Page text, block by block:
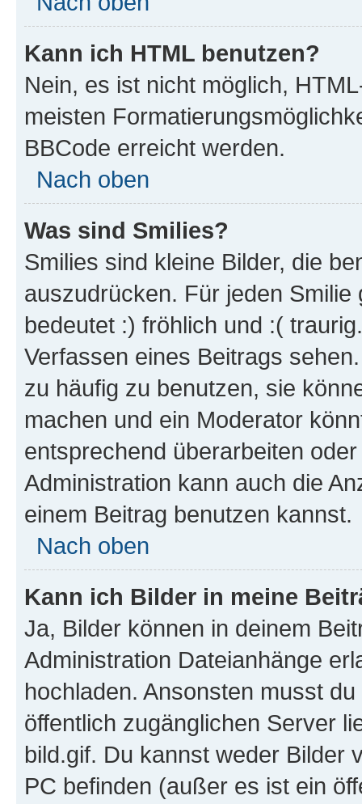
Kann ich HTML benutzen?
Nein, es ist nicht möglich,
meisten
BBCode erreicht werden.
Nach oben
Was sind Smilies?
Smilies sind kleine Bilder, die
auszudrücken. Für jeden
bedeutet :) fröhlich und :(
Verfassen eines Beitrags
zu häufig zu benutzen, sie
machen und ein Moderator
entsprechend überarbeiten
Administration kann auch die
einem Beitrag benutzen kannst.
Nach oben
Kann ich Bilder in meine
Ja, Bilder können in deinem
Administration Dateianhänge
hochladen. Ansonsten musst
öffentlich zugänglichen Server
bild.gif. Du kannst weder Bilder
PC befinden (außer es ist ein